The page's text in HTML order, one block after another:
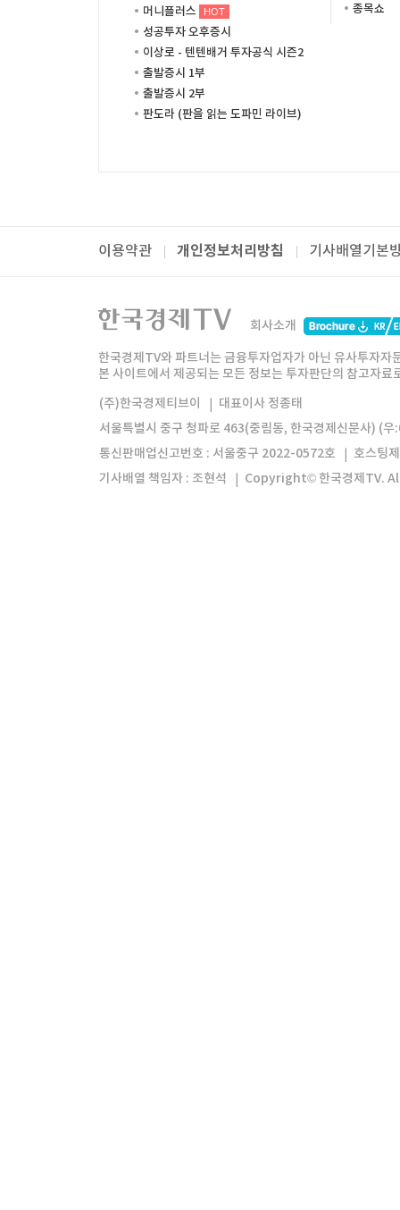
머니플러스
HOT
성공투자 오후증시
이상로 - 텐텐배거 투자공식 시즌2
출발증시 1부
출발증시 2부
판도라 (판을 읽는 도파민 라이브)
종목쇼
이용약관 개인정보처리방침 기사배열기본
패밀리사이트
한국경제TV
한경미디어그룹 한국경제신문 한국경제
모바일앱 한국경제TV앱
회사소개
한국경제TV와 파트너는 금융투자업자가 아닌 유사투자
본 사이트에서 제공되는 모든 정보는 투자판단의 참고자
(주)한국경제티브이
대표이사 정종태
서울특별시 중구 청파로 463(중림동, 한국경제신문사) (
통신판매업신고번호 : 서울중구 2022-0572호
호스팅
기사배열 책임자 : 조현석
Copyright© 한국경제TV.